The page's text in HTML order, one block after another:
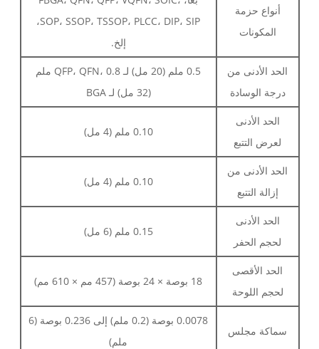
أنواع حزمة
المكونات
SOP، SSOP، TSSOP، PLCC، DIP، SIP،
إلخ.
الحد الأدنى من
درجة الوسادة
0.5 ملم (20 مل) لـ QFP، QFN، 0.8 ملم
(32 مل) لـ BGA
الحد الأدنى
لعرض التتبع
0.10 ملم (4 مل)
الحد الأدنى من
إزالة التتبع
0.10 ملم (4 مل)
الحد الأدنى
لحجم الحفر
0.15 ملم (6 مل)
الحد الأقصى
لحجم اللوحة
18 بوصة × 24 بوصة (457 مم × 610 مم)
سماكة مجلس
0.0078 بوصة (0.2 ملم) إلى 0.236 بوصة (6
ملم)